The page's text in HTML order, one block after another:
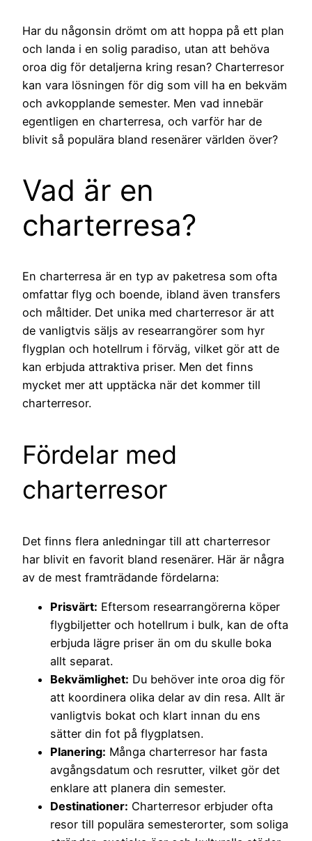
Har du någonsin drömt om att hoppa på ett plan
och landa i en solig paradiso, utan att behöva
oroa dig för detaljerna kring resan? Charterresor
kan vara lösningen för dig som vill ha en bekväm
och avkopplande semester. Men vad innebär
egentligen en charterresa, och varför har de
blivit så populära bland resenärer världen över?
Vad är en
charterresa?
En charterresa är en typ av paketresa som ofta
omfattar flyg och boende, ibland även transfers
och måltider. Det unika med charterresor är att
de vanligtvis säljs av researrangörer som hyr
flygplan och hotellrum i förväg, vilket gör att de
kan erbjuda attraktiva priser. Men det finns
mycket mer att upptäcka när det kommer till
charterresor.
Fördelar med
charterresor
Det finns flera anledningar till att charterresor
har blivit en favorit bland resenärer. Här är några
av de mest framträdande fördelarna:
Prisvärt: Eftersom researrangörerna köper
flygbiljetter och hotellrum i bulk, kan de ofta
erbjuda lägre priser än om du skulle boka
allt separat.
Bekvämlighet: Du behöver inte oroa dig för
att koordinera olika delar av din resa. Allt är
vanligtvis bokat och klart innan du ens
sätter din fot på flygplatsen.
Planering: Många charterresor har fasta
avgångsdatum och resrutter, vilket gör det
enklare att planera din semester.
Destinationer: Charterresor erbjuder ofta
resor till populära semesterorter, som soliga